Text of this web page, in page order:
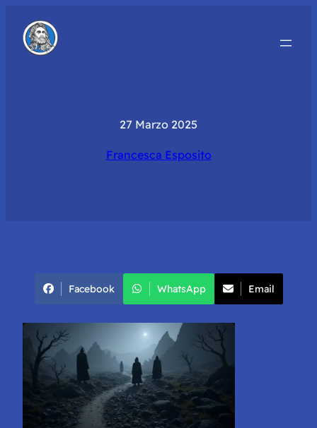
27 Marzo 2025
Francesca Esposito
Facebook WhatsApp Email